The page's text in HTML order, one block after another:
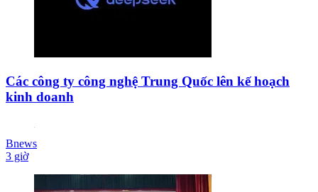
Các công ty công nghệ Trung Quốc lên kế hoạch
kinh doanh
Bnews
3 giờ